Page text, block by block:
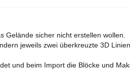
Gelände sicher nicht erstellen wollen.
jeweils zwei überkreuzte 3D Linien.
und beim Import die Blöcke und